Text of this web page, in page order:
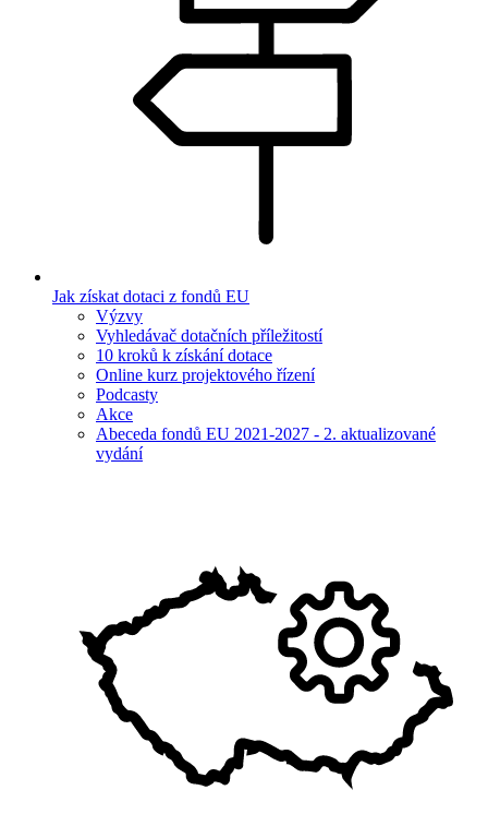
Jak získat dotaci z fondů EU
Výzvy
Vyhledávač dotačních příležitostí
10 kroků k získání dotace
Online kurz projektového řízení
Podcasty
Akce
Abeceda fondů EU 2021-2027 - 2. aktualizované
vydání